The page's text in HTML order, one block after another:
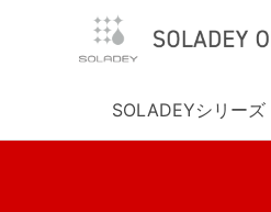
SOLADEYシリーズ